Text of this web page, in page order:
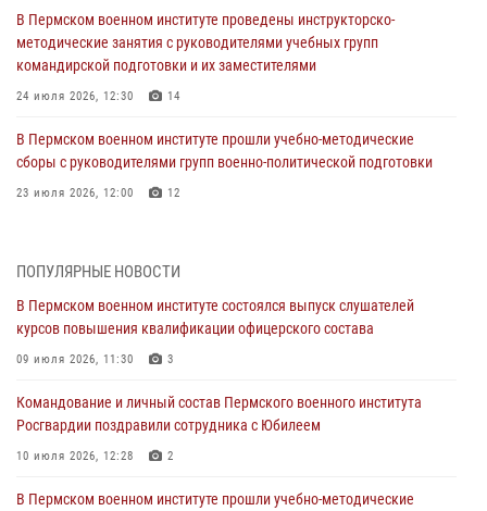
В Пермском военном институте проведены инструкторско-
методические занятия с руководителями учебных групп
командирской подготовки и их заместителями
24 июля 2026, 12:30 14
В Пермском военном институте прошли учебно-методические
сборы с руководителями групп военно-политической подготовки
23 июля 2026, 12:00 12
Федерации проводится выставка, посвящённая войскам
правопорядка
10 июля 2026, 14:30 8
Росгвардии поздравили сотрудника с Юбилеем
10 июля 2026, 12:28 2
курсов повышения квалификации офицерского состава
ПОПУЛЯРНЫЕ НОВОСТИ
В Пермском военном институте состоялся выпуск слушателей
курсов повышения квалификации офицерского состава
09 июля 2026, 11:30 3
Командование и личный состав Пермского военного института
Росгвардии поздравили сотрудника с Юбилеем
10 июля 2026, 12:28 2
В Пермском военном институте прошли учебно-методические